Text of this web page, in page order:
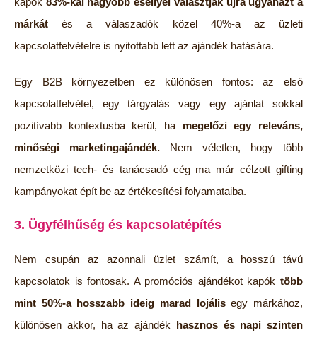
márkát és a válaszadók közel 40%-a az üzleti
kapcsolatfelvételre is nyitottabb lett az ajándék hatására.
Egy B2B környezetben ez különösen fontos: az első
kapcsolatfelvétel, egy tárgyalás vagy egy ajánlat sokkal
pozitívabb kontextusba kerül, ha megelőzi egy releváns,
minőségi marketingajándék. Nem véletlen, hogy több
nemzetközi tech- és tanácsadó cég ma már célzott gifting
kampányokat épít be az értékesítési folyamataiba.
3. Ügyfélhűség és kapcsolatépítés
Nem csupán az azonnali üzlet számít, a hosszú távú
kapcsolatok is fontosak. A promóciós ajándékot kapók több
mint 50%-a hosszabb ideig marad lojálisegy márkához,
különösen akkor, ha az ajándék hasznos és napi szinten